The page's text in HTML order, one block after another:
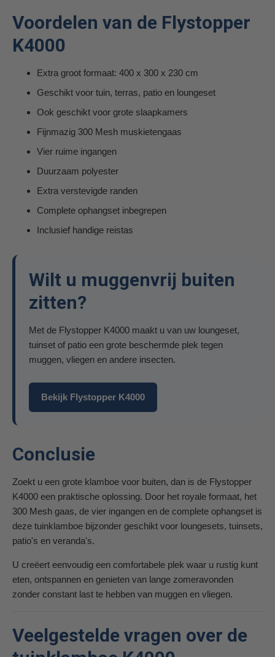
Voordelen van de Flystopper
K4000
Extra groot formaat: 400 x 300 x 230 cm
Geschikt voor tuin, terras, patio en loungeset
Ook geschikt voor grote slaapkamers
Fijnmazig 300 Mesh muskietengaas
Vier ruime ingangen
Duurzaam polyester
Extra verstevigde randen
Complete ophangset inbegrepen
Inclusief handige reistas
Wilt u muggenvrij buiten
zitten?
Met de Flystopper K4000 maakt u van uw loungeset,
tuinset of patio een grote beschermde plek tegen
muggen, vliegen en andere insecten.
Bekijk Flystopper K4000
Conclusie
Zoekt u een grote klamboe voor buiten, dan is de Flystopper
K4000 een praktische oplossing. Door het royale formaat, het
300 Mesh gaas, de vier ingangen en de complete ophangset is
deze tuinklamboe bijzonder geschikt voor loungesets, tuinsets,
patio's en veranda's.
U creëert eenvoudig een comfortabele plek waar u rustig kunt
eten, ontspannen en genieten van lange zomeravonden
zonder constant last te hebben van muggen en vliegen.
Veelgestelde vragen over de